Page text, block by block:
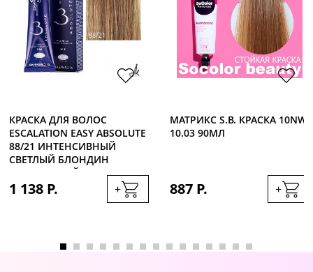
КРАСКА ДЛЯ ВОЛОС
ESCALATION EASY ABSOLUTE
88/21 ИНТЕНСИВНЫЙ
СВЕТЛЫЙ БЛОНДИН
ПЛАТИНОВЫЙ, 60МЛ
1 138 Р. +
МАТРИКС S.B. КРАСКА 10NW
10.03 90МЛ
887 Р. +